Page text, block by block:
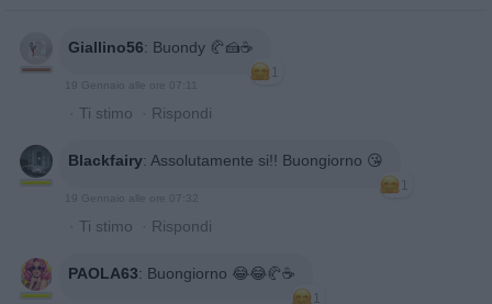
Giallino56: Buondy 🥐🍰☕
1
19 Gennaio alle ore 07:11
· Ti stimo · Rispondi
Blackfairy: Assolutamente si!! Buongiorno 😘
1
19 Gennaio alle ore 07:32
· Ti stimo · Rispondi
PAOLA63: Buongiorno 😂😂🥐☕
1